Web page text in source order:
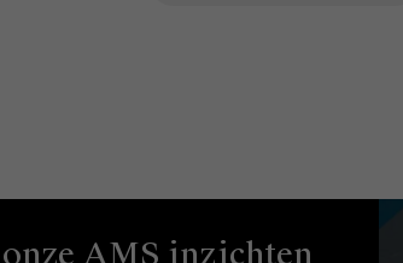
AMS inzichten